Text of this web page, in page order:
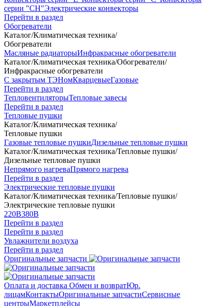
серии "СН"Электрические конвекторы
Перейти в раздел
Обогреватели
Каталог/Климатическая техника/
Обогреватели
Масляные радиаторыИнфракрасные обогреватели
Каталог/Климатическая техника/Обогреватели/
Инфракрасные обогреватели
С закрытым ТЭНомКварцевыеГазовые
Перейти в раздел
ТепловентиляторыТепловые завесы
Перейти в раздел
Тепловые пушки
Каталог/Климатическая техника/
Тепловые пушки
Газовые тепловые пушкиДизельные тепловые пушки
Каталог/Климатическая техника/Тепловые пушки/
Дизельные тепловые пушки
Непрямого нагреваПрямого нагрева
Перейти в раздел
Электрические тепловые пушки
Каталог/Климатическая техника/Тепловые пушки/
Электрические тепловые пушки
220В380В
Перейти в раздел
Перейти в раздел
Увлажнители воздуха
Перейти в раздел
Оригинальные запчасти
Оплата и доставка Обмен и возвратЮр.
лицамКонтактыОригинальные запчастиСервисные
центрыМаркетплейсы